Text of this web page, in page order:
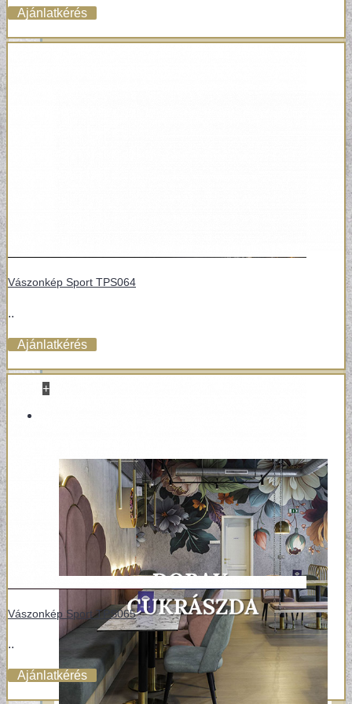
+
Ajánlatkérés
Vászonkép Sport TPS064
..
Ajánlatkérés
Vászonkép Sport TPS065
..
Ajánlatkérés